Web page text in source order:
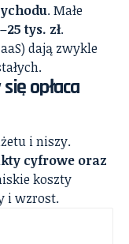
. Małe
tys. zł.
dają zwykle
opłaca
i niszy.
cyfrowe oraz
koszty
i wzrost.